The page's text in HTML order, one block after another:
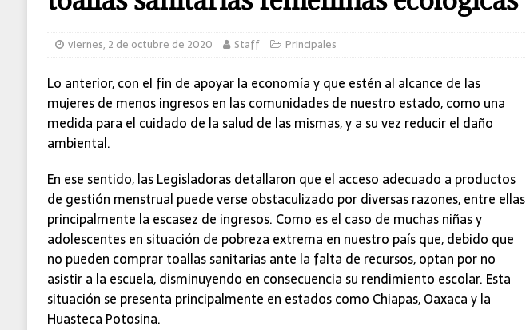
MUNDO
viernes, 2 de octubre de 2020 Staff Principales
Lo anterior, con el fin de apoyar la economía y que estén al alcance de las
mujeres de menos ingresos en las comunidades de nuestro estado, como una
medida para el cuidado de la salud de las mismas, y a su vez reducir el daño
ambiental.
En ese sentido, las Legisladoras detallaron que el acceso adecuado a productos
de gestión menstrual puede verse obstaculizado por diversas razones, entre ellas
principalmente la escasez de ingresos. Como es el caso de muchas niñas y
adolescentes en situación de pobreza extrema en nuestro país que, debido que
no pueden comprar toallas sanitarias ante la falta de recursos, optan por no
asistir a la escuela, disminuyendo en consecuencia su rendimiento escolar. Esta
situación se presenta principalmente en estados como Chiapas, Oaxaca y la
Huasteca Potosina.